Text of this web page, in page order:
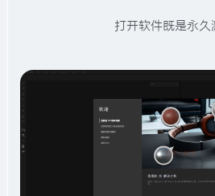
打开软件既是永久